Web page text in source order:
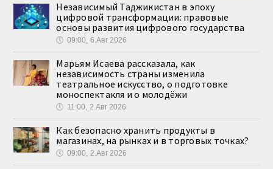
Независимый Таджикистан в эпоху
цифровой трансформации: правовые
основы развития цифрового государства
🕔 09:00, 6.Авг 2026
Марьям Исаева рассказала, как
независимость страны изменила
театральное искусство, о подготовке
моноспектакля и о молодёжи
🕔 11:00, 2.Авг 2026
Как безопасно хранить продукты в
магазинах, на рынках и в торговых точках?
🕔 09:00, 2.Авг 2026